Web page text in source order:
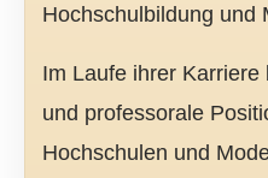
Hochschulbildung und
Im Laufe ihrer
und professorale
Hochschulen und